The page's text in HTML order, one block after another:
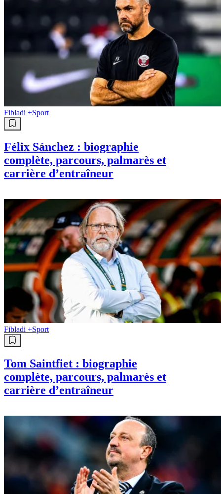
Fibladi +Sport
Félix Sánchez : biographie
complète, parcours, palmarès et
carrière d’entraîneur
Fibladi +Sport
Tom Saintfiet : biographie
complète, parcours, palmarès et
carrière d’entraîneur